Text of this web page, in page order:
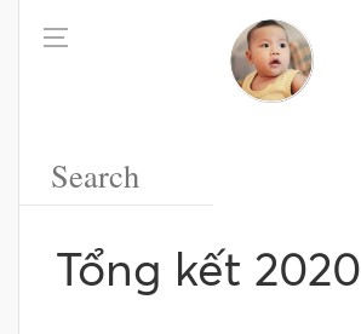
Tổng kết 2020